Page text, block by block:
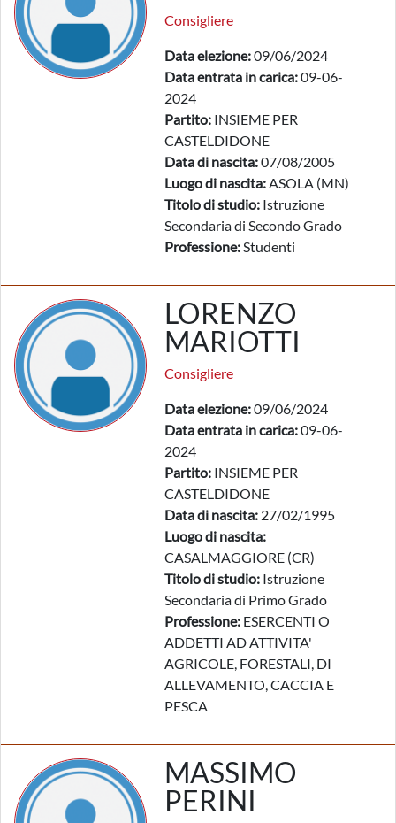
Consigliere
Data elezione:09/06/2024
Data entrata in carica:09-06-
2024
Partito: INSIEME PER
CASTELDIDONE
Data di nascita:07/08/2005
Luogo di nascita:ASOLA (MN)
Titolo di studio: Istruzione
Secondaria di Secondo Grado
Professione:Studenti
LORENZO
MARIOTTI
Consigliere
Data elezione:09/06/2024
Data entrata in carica:09-06-
2024
Partito: INSIEME PER
CASTELDIDONE
Data di nascita: 27/02/1995
Luogo di nascita:
CASALMAGGIORE (CR)
Titolo di studio: Istruzione
Secondaria di Primo Grado
Professione: ESERCENTI O
ADDETTI AD ATTIVITA'
AGRICOLE, FORESTALI, DI
ALLEVAMENTO, CACCIA E
PESCA
MASSIMO
PERINI